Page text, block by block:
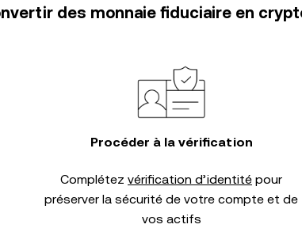
des monnaie fiduciaire en
Procéder à la vérification
Complétez vérification d’identité pour
préserver la sécurité de votre compte et de
vos actifs